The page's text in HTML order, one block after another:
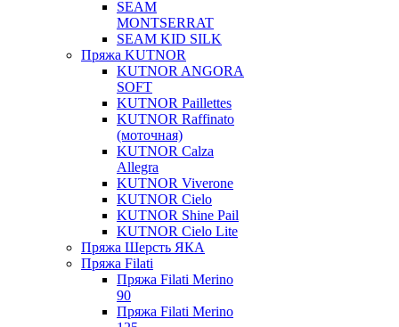
SEAM
MONTSERRAT
SEAM KID SILK
Пряжа KUTNOR
KUTNOR ANGORA
SOFT
KUTNOR Paillettes
KUTNOR Raffinato
(моточная)
KUTNOR Calza
Allegra
KUTNOR Viverone
KUTNOR Cielo
KUTNOR Shine Pail
KUTNOR Cielo Lite
Пряжа Шерсть ЯКА
Пряжа Filati
Пряжа Filati Merino
90
Пряжа Filati Merino